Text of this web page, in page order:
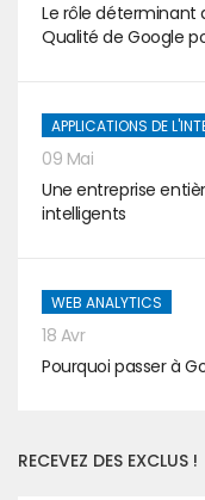
Le rôle déterminant
Qualité de Google
APPLICATIONS DE
09 Mai
Une entreprise
intelligents
WEB ANALYTICS
18 Avr
Pourquoi passer à
RECEVEZ DES EXCLUS !